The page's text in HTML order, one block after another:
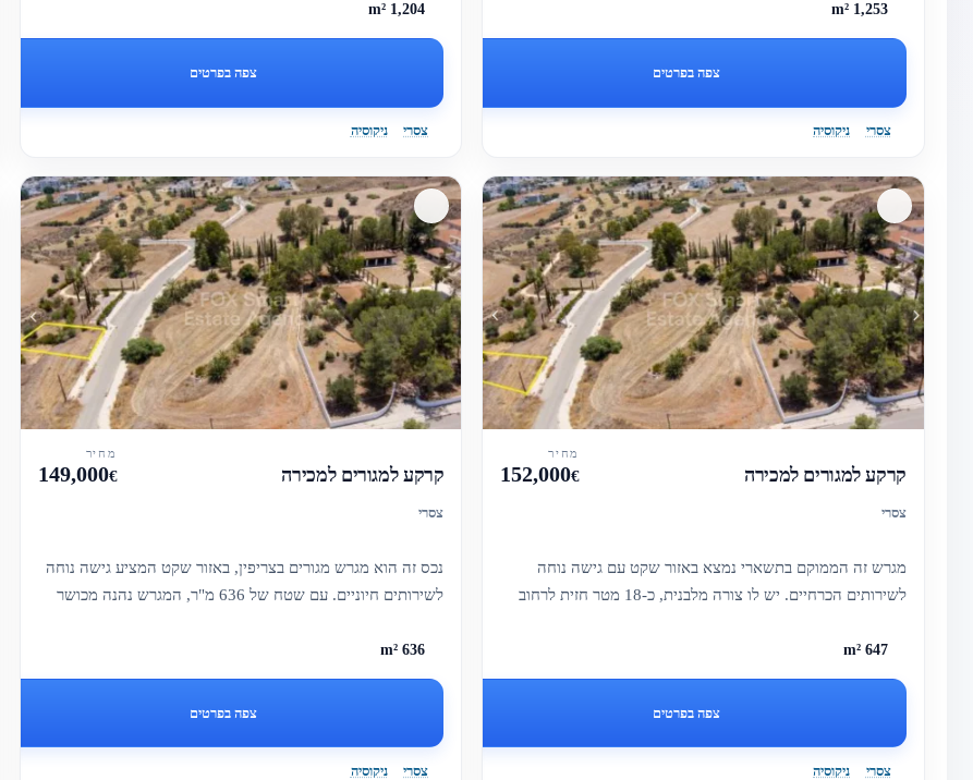
1,253 m²
צפה בפרטים
צסרי ניקוסיה
1,204 m²
צפה בפרטים
צסרי ניקוסיה
קרקע למגורים למכירה
צסרי
מחיר
€
152,000
מגרש זה הממוקם בתשארי נמצא באזור שקט עם גישה נוחה
לשירותים הכרחיים. יש לו צורה מלבנית, כ-18 מטר חזית לרחוב
647 m²
צפה בפרטים
צסרי ניקוסיה
קרקע למגורים למכירה
צסרי
מחיר
€
149,000
נכס זה הוא מגרש מגורים בצריפין, באזור שקט המציע גישה נוחה
לשירותים חיוניים. עם שטח של 636 מ"ר, המגרש נהנה מכושר
636 m²
צפה בפרטים
צסרי ניקוסיה